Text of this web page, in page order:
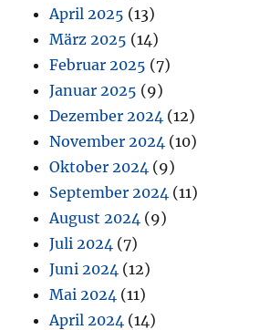
April 2025 (13)
März 2025 (14)
Februar 2025 (7)
Januar 2025 (9)
Dezember 2024 (12)
November 2024 (10)
Oktober 2024 (9)
September 2024 (11)
August 2024 (9)
Juli 2024 (7)
Juni 2024 (12)
Mai 2024 (11)
April 2024 (14)